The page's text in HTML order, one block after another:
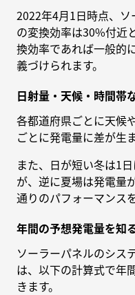
2022年4月1日時点、
の変換効率は30%付近
換効率であれば一般的
義づけられます。
日射量・天候・時間帯
各都道府県ごとに天候
ごとに発電量に差が生
また、日が短い冬は1
が、逆に夏場は発電量
通りのパフォーマンス
年間の予想発電量を知
ソーラーパネルのシス
は、以下の計算式で年
きます。